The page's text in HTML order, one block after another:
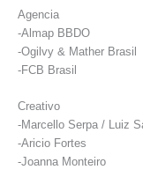
Agencia
-Almap BBDO
-Ogilvy & Mather Brasil
-FCB Brasil
Creativo
-Marcello Serpa / Luiz
-Aricio Fortes
-Joanna Monteiro